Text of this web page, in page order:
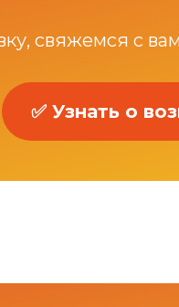
свяжемся с
✅ Узнать о